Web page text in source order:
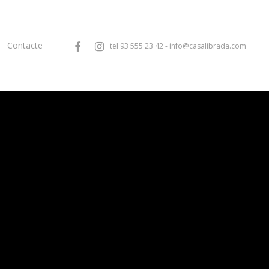
Contacte facebookinstagram
tel 93 555 23 42- info@casalibrada.com